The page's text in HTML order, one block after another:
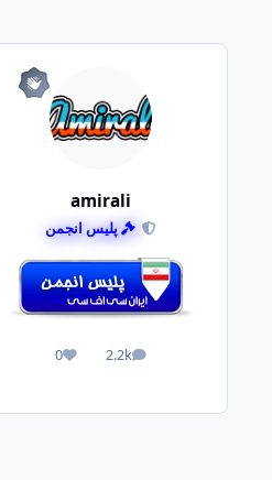
amirali
پلیس انجمن
2.2k
پست ها 0
واکنش ها